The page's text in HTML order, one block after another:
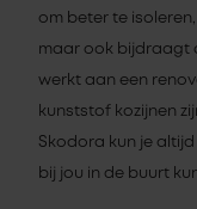
om beter te
maar ook bijdraagt
werkt aan een
kunststof kozijnen
Skodora kun je
bij jou in de buurt